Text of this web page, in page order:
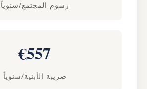
رسوم المجتمع/سنوياً
€557
ضريبة الأبنية/سنوياً